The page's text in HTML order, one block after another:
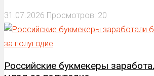
31.07.2026 Просмотров: 20
Российские букмекеры